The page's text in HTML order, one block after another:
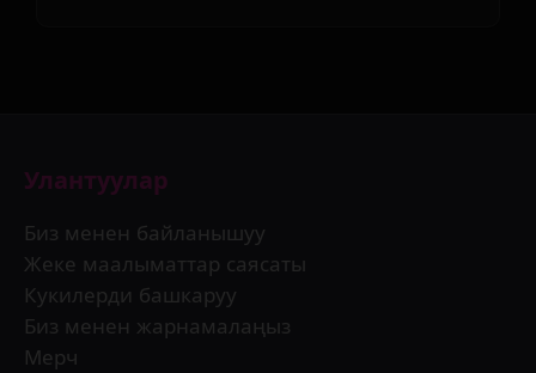
Улантуулар
Биз менен байланышуу
Жеке маалыматтар саясаты
Кукилерди башкаруу
Биз менен жарнамалаңыз
Мерч